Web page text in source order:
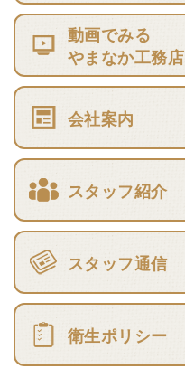
動画でみる
やまなか工務店
会社案内
スタッフ紹介
スタッフ通信
衛生ポリシー